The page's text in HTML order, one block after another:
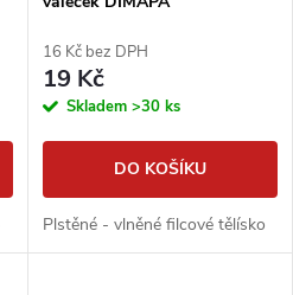
16 Kč bez DPH
19 Kč
Skladem >30 ks
DO KOŠÍKU
Plstěné - vlněné filcové tělísko